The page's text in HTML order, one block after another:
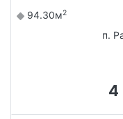
94.30м2
п.
4